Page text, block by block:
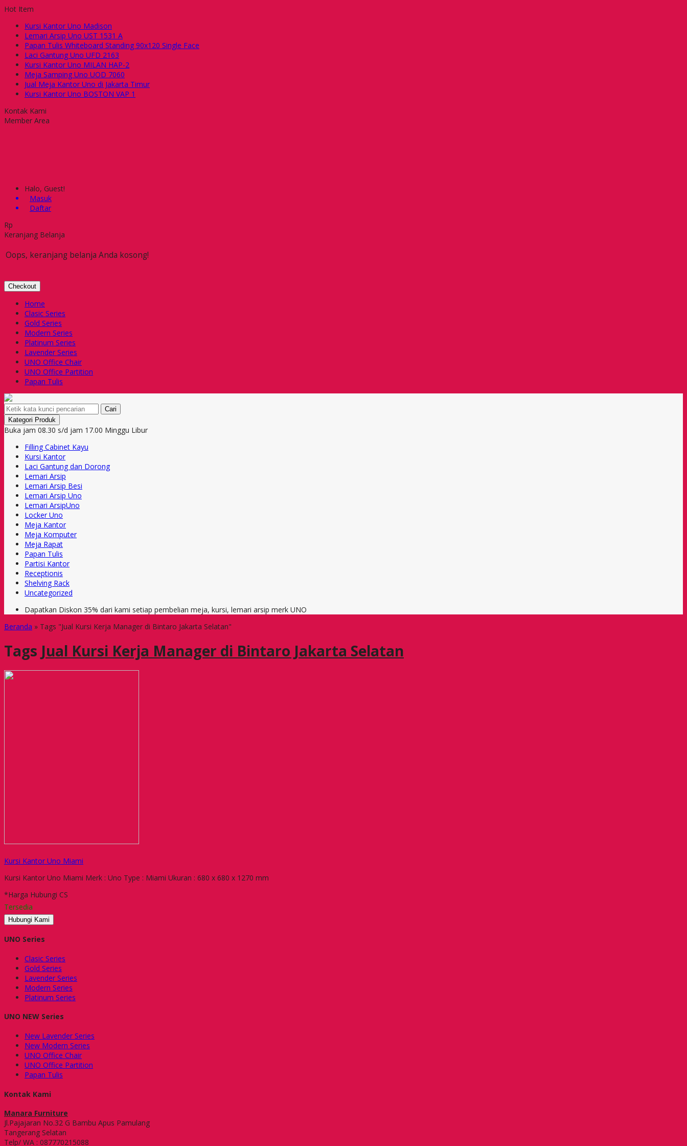
Hot Item
Kursi Kantor Uno Madison
Lemari Arsip Uno UST 1531 A
Papan Tulis Whiteboard Standing 90x120 Single Face
Laci Gantung Uno UFD 2163
Kursi Kantor Uno MILAN HAP-2
Meja Samping Uno UOD 7060
Jual Meja Kantor Uno di Jakarta Timur
Kursi Kantor Uno BOSTON VAP 1
Kontak Kami
Member Area
Halo, Guest!
Masuk
Daftar
Rp
Keranjang Belanja
Oops, keranjang belanja Anda kosong!
Checkout
Home
Clasic Series
Gold Series
Modern Series
Platinum Series
Lavender Series
UNO Office Chair
UNO Office Partition
Papan Tulis
Cari
Kategori Produk
Buka jam 08.30 s/d jam 17.00 Minggu Libur
Filling Cabinet Kayu
Kursi Kantor
Laci Gantung dan Dorong
Lemari Arsip
Lemari Arsip Besi
Lemari Arsip Uno
Lemari ArsipUno
Locker Uno
Meja Kantor
Meja Komputer
Meja Rapat
Papan Tulis
Partisi Kantor
Receptionis
Shelving Rack
Uncategorized
Dapatkan Diskon 35% dari kami setiap pembelian meja, kursi, lemari arsip merk UNO
Beranda » Tags "Jual Kursi Kerja Manager di Bintaro Jakarta Selatan"
Tags Jual Kursi Kerja Manager di Bintaro Jakarta Selatan
Kursi Kantor Uno Miami
Kursi Kantor Uno Miami Merk : Uno Type : Miami Ukuran : 680 x 680 x 1270 mm
*Harga Hubungi CS
Tersedia
Hubungi Kami
UNO Series
Clasic Series
Gold Series
Lavender Series
Modern Series
Platinum Series
UNO NEW Series
New Lavender Series
New Modern Series
UNO Office Chair
UNO Office Partition
Papan Tulis
Kontak Kami
Manara Furniture
Jl.Pajajaran No.32 G Bambu Apus Pamulang
Tangerang Selatan
Telp/ WA : 087770215088